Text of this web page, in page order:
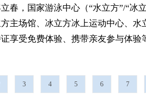
春，国家游泳中心（“水立方”/“冰
主场馆、冰立方冰上运动中心、
享受免费体验、携带亲友参与体
3 4 5 6 7